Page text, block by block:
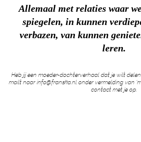
Allemaal met relaties waar
spiegelen, in kunnen
verbazen, van kunnen
leren.
Heb jij een moeder-dochterverhaal dat je wilt
mailt naar info@franska.nl onder vermelding van
contact met je op.